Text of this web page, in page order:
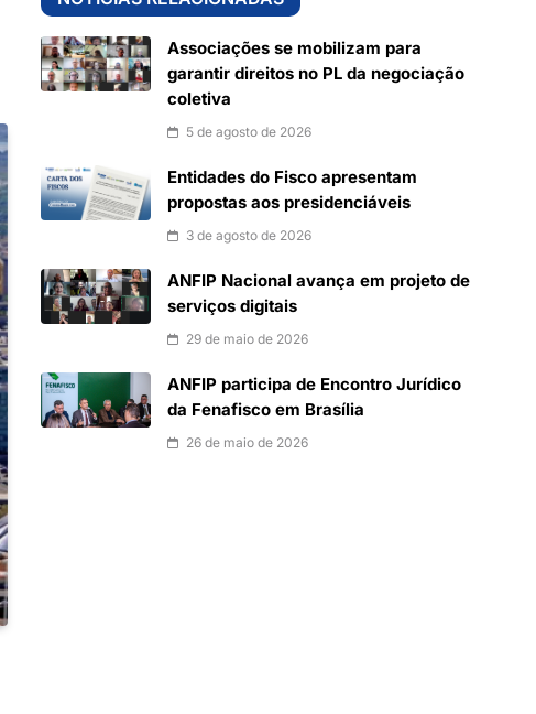
Associações se mobilizam para
garantir direitos no PL da negociação
coletiva
5 de agosto de 2026
Entidades do Fisco apresentam
propostas aos presidenciáveis
3 de agosto de 2026
ANFIP Nacional avança em projeto de
serviços digitais
29 de maio de 2026
ANFIP participa de Encontro Jurídico
da Fenafisco em Brasília
26 de maio de 2026